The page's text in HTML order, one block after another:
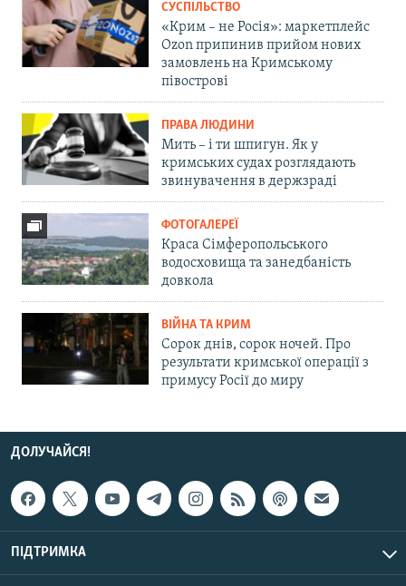
СУСПІЛЬСТВО
«Крим – не Росія»: маркетплейс
Ozon припинив прийом нових
замовлень на Кримському
півострові
ПРАВА ЛЮДИНИ
Мить – і ти шпигун. Як у
кримських судах розглядають
звинувачення в держзраді
ФОТОГАЛЕРЕЇ
Краса Сімферопольського
водосховища та занедбаність
довкола
ВІЙНА ТА КРИМ
Сорок днів, сорок ночей. Про
результати кримської операції з
примусу Росії до миру
ДОЛУЧАЙСЯ!
ПІДТРИМКА